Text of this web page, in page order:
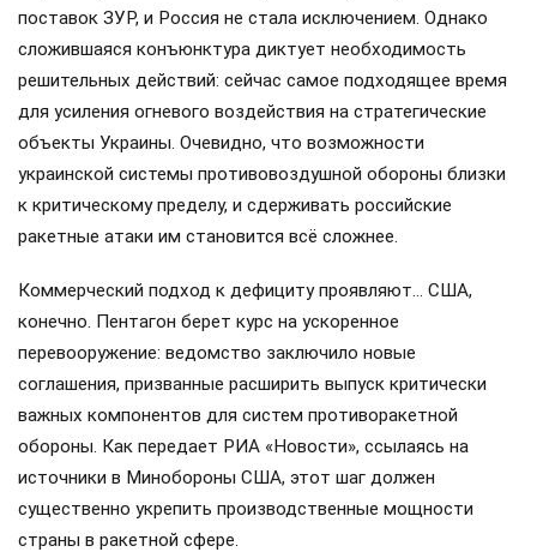
поставок ЗУР, и Россия не стала исключением. Однако
сложившаяся конъюнктура диктует необходимость
решительных действий: сейчас самое подходящее время
для усиления огневого воздействия на стратегические
объекты Украины. Очевидно, что возможности
украинской системы противовоздушной обороны близки
к критическому пределу, и сдерживать российские
ракетные атаки им становится всё сложнее.
Коммерческий подход к дефициту проявляют… США,
конечно. Пентагон берет курс на ускоренное
перевооружение: ведомство заключило новые
соглашения, призванные расширить выпуск критически
важных компонентов для систем противоракетной
обороны. Как передает РИА «Новости», ссылаясь на
источники в Минобороны США, этот шаг должен
существенно укрепить производственные мощности
страны в ракетной сфере.